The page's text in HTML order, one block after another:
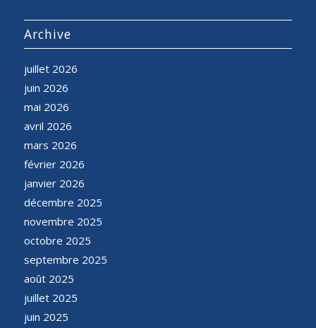
Archive
juillet 2026
juin 2026
mai 2026
avril 2026
mars 2026
février 2026
janvier 2026
décembre 2025
novembre 2025
octobre 2025
septembre 2025
août 2025
juillet 2025
juin 2025